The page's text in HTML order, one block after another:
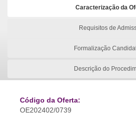
Caracterização da
Requisitos de
Formalização
Descrição do
Código da Oferta:
OE202402/0739